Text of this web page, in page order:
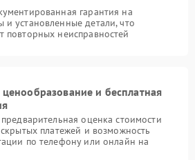
гарантия на
установленные детали, что
повторных неисправностей
и бесплатная
оценка стоимости
платежей и возможность
по телефону или онлайн на